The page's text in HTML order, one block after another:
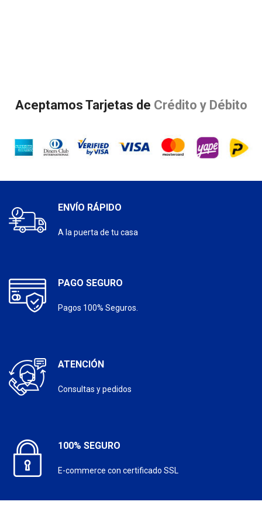
Aceptamos Tarjetas de Crédito y Débito
ENVÍO RÁPIDO
A la puerta de tu casa
PAGO SEGURO
Pagos 100% Seguros.
ATENCIÓN
Consultas y pedidos
100% SEGURO
E-commerce con certificado SSL